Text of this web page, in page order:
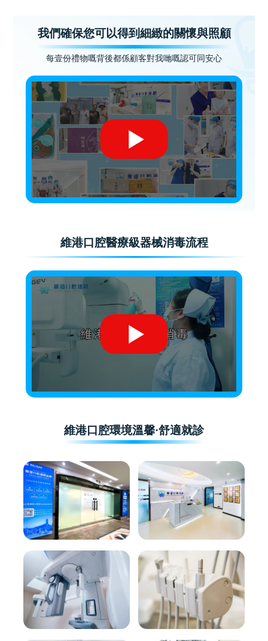
我們確保您可以得到細緻的關懷與照顧
每壹份禮物嘅背後都係顧客對我哋嘅認可同安心
維港口腔醫療級器械消毒流程
維港口腔環境溫馨·舒適就診